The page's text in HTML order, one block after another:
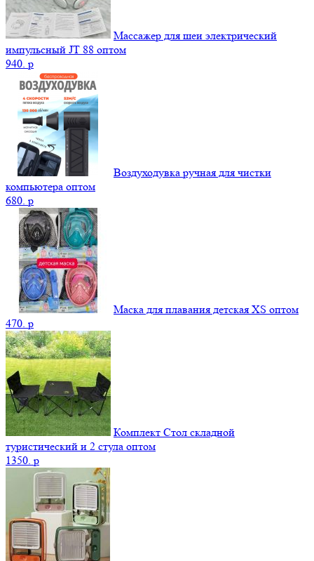
Массажер для шеи электрический
импульсный JT 88 оптом
940. p
Воздуходувка ручная для чистки
компьютера оптом
680. p
Маска для плавания детская XS оптом
470. p
Комплект Стол складной
туристический и 2 стула оптом
1350. p